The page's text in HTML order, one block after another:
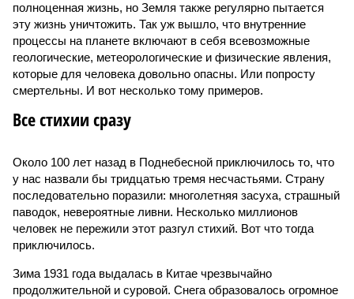
полноценная жизнь, но Земля также регулярно пытается
эту жизнь уничтожить. Так уж вышло, что внутренние
процессы на планете включают в себя всевозможные
геологические, метеорологические и физические явления,
которые для человека довольно опасны. Или попросту
смертельны. И вот несколько тому примеров.
Все стихии сразу
Около 100 лет назад в Поднебесной приключилось то, что
у нас назвали бы тридцатью тремя несчастьями. Страну
последовательно поразили: многолетняя засуха, страшный
паводок, невероятные ливни. Несколько миллионов
человек не пережили этот разгул стихий. Вот что тогда
приключилось.
Зима 1931 года выдалась в Китае чрезвычайно
продолжительной и суровой. Снега образовалось огромное